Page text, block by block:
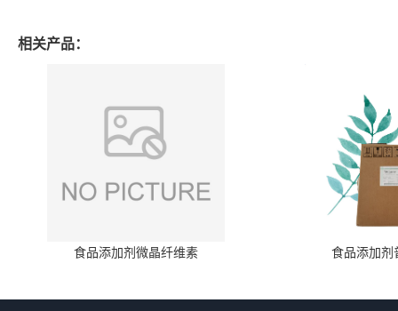
相关产品：
食品添加剂微晶纤维素 食品添加剂